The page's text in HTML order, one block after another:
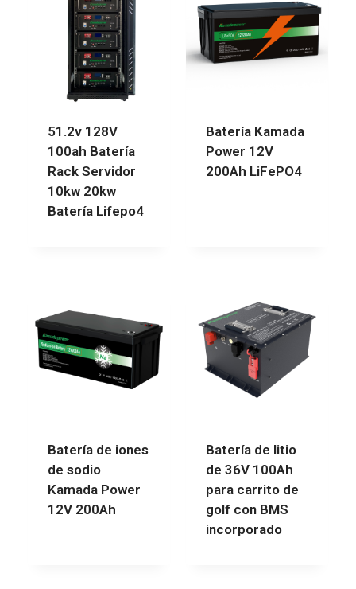
51.2v 128V
100ah Batería
Rack Servidor
10kw 20kw
Batería Lifepo4
Batería Kamada
Power 12V
200Ah LiFePO4
Batería de iones
de sodio
Kamada Power
12V 200Ah
Batería de litio
de 36V 100Ah
para carrito de
golf con BMS
incorporado